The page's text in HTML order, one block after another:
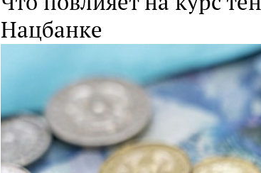
Нацбанке